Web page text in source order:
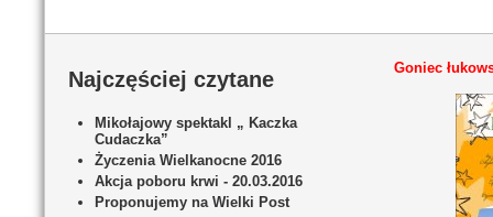
Najczęściej czytane
Mikołajowy spektakl „ Kaczka
Cudaczka”
Życzenia Wielkanocne 2016
Akcja poboru krwi - 20.03.2016
Proponujemy na Wielki Post
Goniec